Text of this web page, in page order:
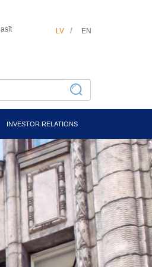
LV EN
INVESTOR RELATIONS